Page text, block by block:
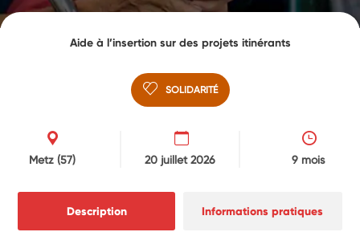
Aide à l’insertion sur des projets itinérants
SOLIDARITÉ
Metz (57) 20 juillet 2026 9 mois
Description Informations pratiques